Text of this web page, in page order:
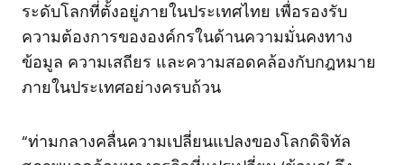
ระดับโลกที่ตั้งอยู่ภายในประเทศไทย เพื่อรองรับ
ความต้องการขององค์กรในด้านความมั่นคงทาง
ข้อมูล ความเสถียร และความสอดคล้องกับกฎหมาย
ภายในประเทศอย่างครบถ้วน
“ท่ามกลางคลื่นความเปลี่ยนแปลงของโลกดิจิทัล